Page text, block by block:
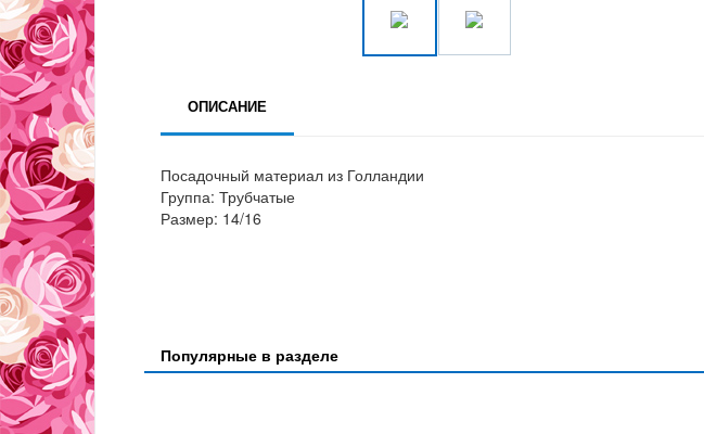
ОПИСАНИЕ
Посадочный материал из Голландии
Группа: Трубчатые
Размер: 14/16
Популярные в разделе